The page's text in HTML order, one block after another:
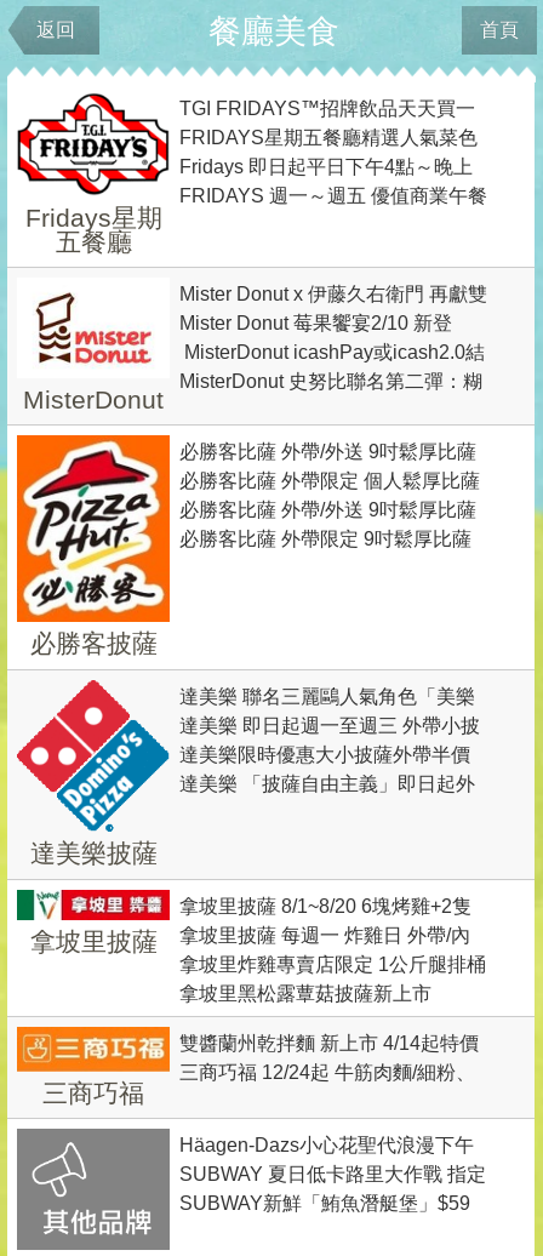
返回 首頁
餐廳美食
Fridays星期
五餐廳
TGI FRIDAYS™招牌飲品天天買一
送一
FRIDAYS星期五餐廳精選人氣菜色
外帶自取75折
Fridays 即日起平日下午4點～晚上
12點 啤酒調酒買二送一
FRIDAYS 週一～週五 優值商業午餐
MisterDonut
Mister Donut x 伊藤久右衛門 再獻雙
茶饗宴 同時打造生系列雙茶爆餡波
波隆尼，再加碼 甜甜圈買六送二優
Mister Donut 莓果饗宴2/10 新登
場 甜甜圈買5送1 / 買6送2
MisterDonut icashPay或icash2.0結
帳單筆消費購買線條小狗聯名商品
滿150元(含)以上， 即贈線條小狗壓
克力夾乙個
MisterDonut​​​​​​​ 史努比聯名第二彈：糊
癒周邊、夏季檸檬風味甜甜圈新品
必勝客披薩
必勝客比薩 外帶/外送 9吋鬆厚比薩
(5選1)＋Flatzz手工義式薄比薩(3選
1)＋可樂或副餐4選1=$399(最高價
值$768)
必勝客比薩 外帶限定 個人鬆厚比薩
(4選1) ＋個人鬆厚比薩(3選1) ＋2塊
厚燒醬烤腿排 ＋副餐2選1＋2瓶
必勝客比薩 外帶/外送 9吋鬆厚比薩
(3選1) +1個9吋鬆厚比薩(3選1)+副
必勝客比薩 外帶限定 9吋鬆厚比薩
達美樂披薩
達美樂 聯名三麗鷗人氣角色「美樂
蒂」1/5起買指定套餐送聯名「美樂
蒂閃耀迷你招牌燈」
達美樂 即日起週一至週三 外帶小披
薩只要129元
達美樂限時優惠大小披薩外帶半價
達美樂 「披薩自由主義」即日起外
拿坡里披薩
拿坡里披薩 8/1~8/20 6塊烤雞+2隻
烤雞翅(普羅旺斯或青花椒) 特價
$199元
拿坡里披薩 每週一 炸雞日 外帶/內
用 兩塊炸雞 特價$88(原價$116)
拿坡里炸雞專賣店限定 1公斤腿排桶
新上市 爽吃價 269 元
拿坡里黑松露蕈菇披薩新上市
三商巧福
雙醬蘭州乾拌麵 新上市 4/14起特價
79元
三商巧福 12/24起 牛筋肉麵/細粉、
Häagen-Dazs小心花聖代浪漫下午
茶
SUBWAY 夏日低卡路里大作戰 指定
套餐99元限時供應 售完為止
SUBWAY新鮮「鮪魚潛艇堡」$59